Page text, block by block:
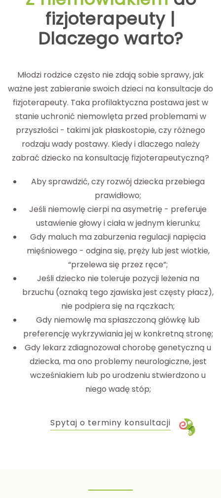
fizjoterapeuty |
Dlaczego warto?
Młodzi rodzice często nie zdają sobie sprawy, jak
ważne jest zabieranie swoich dzieci na konsultacje do
fizjoterapeuty. Taka profilaktyczna postawa jest w
stanie uchronić niemowlęta przed problemami w
przyszłości - takimi jak płaskostopie, czy różnego
rodzaju wady postawy. Kiedy i dlaczego należy
zabrać dziecko na konsultację fizjoterapeutyczną?
Aby sprawdzić, czy rozwój dziecka przebiega
prawidłowo;
Jeśli niemowlę cierpi na asymetrię - preferuje
ustawienie głowy i ciała w jednym kierunku;
Gdy maluch ma zaburzenia regulacji napięcia
mięśniowego - odgina się, pręży lub jest wiotkie,
“przelewa się przez ręce”;
Jeśli dziecko nie toleruje pozycji leżenia na
brzuchu (oznaką tego zjawiska jest częsty płacz),
nie podpiera się na rączkach;
Gdy niemowlę ma spłaszczoną główkę lub
preferencję wykrzywiania jej w konkretną stronę;
Gdy lekarz zdiagnozował chorobę genetyczną u
dziecka, ma ono problemy neurologiczne, jest
wcześniakiem lub po urodzeniu stwierdzono u
niego wadę stóp;
Spytaj o terminy konsultacji